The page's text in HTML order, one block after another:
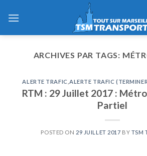
ARCHIVES PAR TAGS:
ALERTE TRAFIC ,ALERTE TRAFIC
RTM : 29 Juillet 2017 :
Partiel
POSTED ON 29 JUILLET 2017 BY TSM